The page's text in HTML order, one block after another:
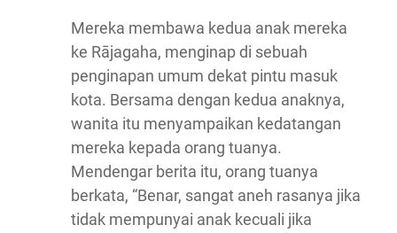
Mereka membawa kedua anak mereka
ke Rājagaha, menginap di sebuah
penginapan umum dekat pintu masuk
kota. Bersama dengan kedua anaknya,
wanita itu menyampaikan kedatangan
mereka kepada orang tuanya.
Mendengar berita itu, orang tuanya
berkata, “Benar, sangat aneh rasanya jika
tidak mempunyai anak kecuali jika